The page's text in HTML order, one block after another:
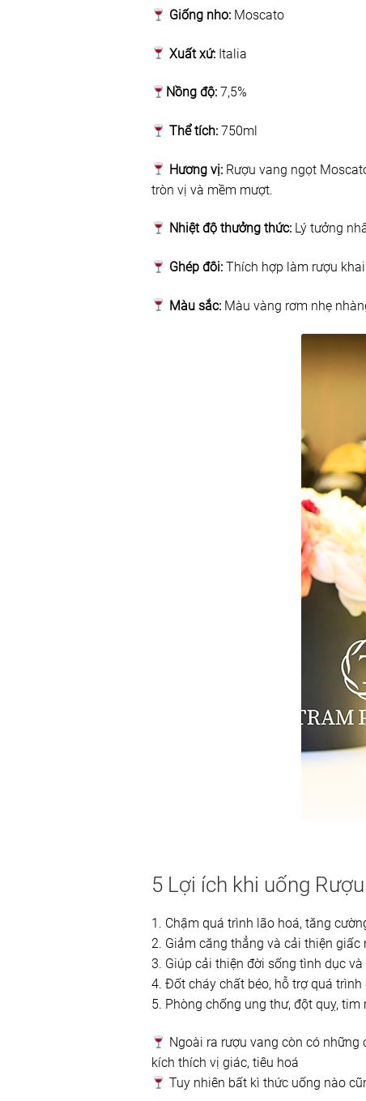
Giống nho: Moscato
Xuất xứ: Italia
Nồng độ: 7,5%
Thể tích:750ml
Hương vị: Rượu vang ngọt
tròn vị và mềm mượt.
Nhiệt độ thưởng thức: Lý tưởng
Ghép đôi:Thích hợp làm rượu
Màu sắc: Màu vàng rơm nhẹ
5 Lợi ích khi uống
1. Chậm quá trình lão hoá, tăng
2. Giảm căng thẳng và cải thiện giấc
3. Giúp cải thiện đời sống tình dục
4. Đốt cháy chất béo, hỗ trợ quá trình
5. Phòng chống ung thư, đột quỵ, tim
Ngoài ra rượu vang còn có
kích thích vị giác, tiêu hoá
Tuy nhiên bất kì thức uống nào